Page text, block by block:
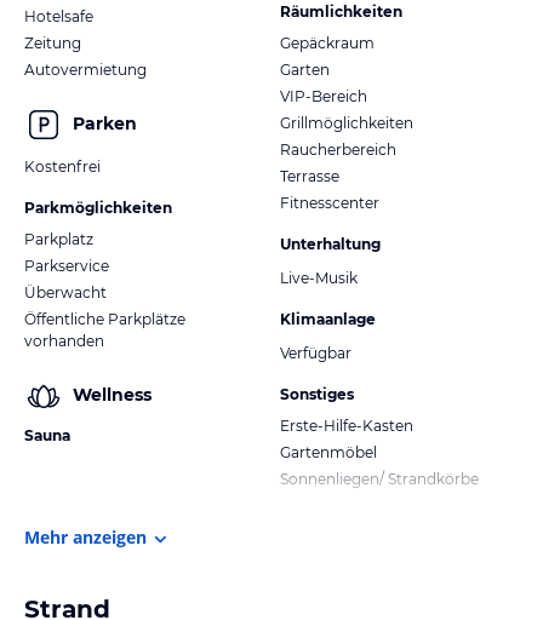
Hotelsafe
Zeitung
Autovermietung
Parken
Kostenfrei
Parkmöglichkeiten
Parkplatz
Parkservice
Überwacht
Öffentliche Parkplätze
vorhanden
Wellness
Sauna
Räumlichkeiten
Gepäckraum
Garten
VIP-Bereich
Grillmöglichkeiten
Raucherbereich
Terrasse
Fitnesscenter
Unterhaltung
Live-Musik
Klimaanlage
Verfügbar
Sonstiges
Erste-Hilfe-Kasten
Gartenmöbel
Sonnenliegen/ Strandkörbe
Mehr anzeigen
Strand